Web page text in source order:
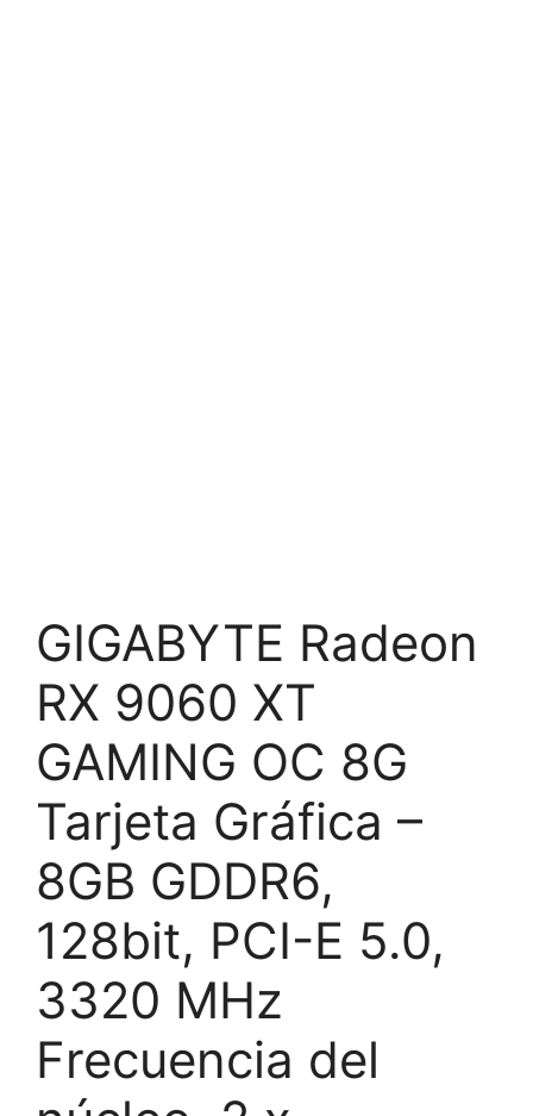
GIGABYTE Radeon
RX 9060 XT
GAMING OC 8G
Tarjeta Gráfica –
8GB GDDR6,
128bit, PCI-E 5.0,
3320 MHz
Frecuencia del